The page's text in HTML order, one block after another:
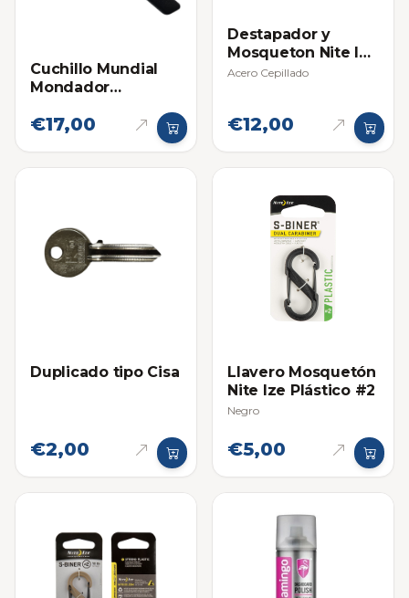
Cuchillo Mundial
Mondador
Pulgadas
€17,00
Destapador y
Mosqueton Nite Ize
Acero Inox
Acero Cepillado
€12,00
Duplicado tipo Cisa
€2,00
Llavero Mosquetón
Nite Ize Plástico #2
Negro
€5,00